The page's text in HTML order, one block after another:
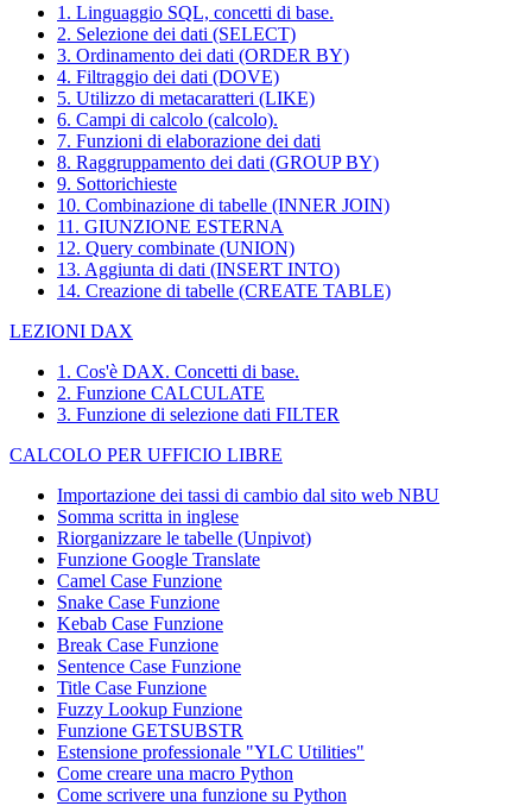
1. Linguaggio SQL, concetti di base.
2. Selezione dei dati (SELECT)
3. Ordinamento dei dati (ORDER BY)
4. Filtraggio dei dati (DOVE)
5. Utilizzo di metacaratteri (LIKE)
6. Campi di calcolo (calcolo).
7. Funzioni di elaborazione dei dati
8. Raggruppamento dei dati (GROUP BY)
9. Sottorichieste
10. Combinazione di tabelle (INNER JOIN)
11. GIUNZIONE ESTERNA
12. Query combinate (UNION)
13. Aggiunta di dati (INSERT INTO)
14. Creazione di tabelle (CREATE TABLE)
LEZIONI DAX
1. Cos'è DAX. Concetti di base.
2. Funzione CALCULATE
3. Funzione di selezione dati FILTER
CALCOLO PER UFFICIO LIBRE
Importazione dei tassi di cambio dal sito web NBU
Somma scritta in inglese
Riorganizzare le tabelle (Unpivot)
Funzione Google Translate
Camel Case Funzione
Snake Case Funzione
Kebab Case Funzione
Break Case Funzione
Sentence Case Funzione
Title Case Funzione
Fuzzy Lookup Funzione
Funzione GETSUBSTR
Estensione professionale "YLC Utilities"
Come creare una macro Python
Come scrivere una funzione su Python